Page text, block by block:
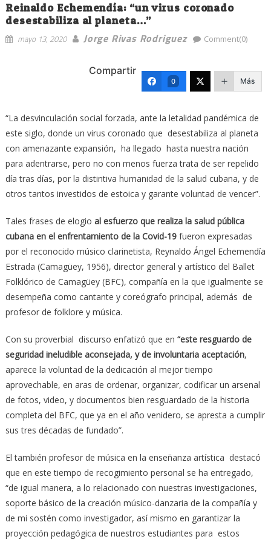
Reinaldo Echemendía: “un virus coronado
desestabiliza al planeta…”
mayo 13, 2020 Jorge Rivas Rodriguez Comment(0)
Compartir
0 Más
“La desvinculación social forzada, ante la letalidad pandémica de
este siglo, donde un virus coronado que desestabiliza al planeta
con amenazante expansión, ha llegado hasta nuestra nación
para adentrarse, pero no con menos fuerza trata de ser repelido
día tras días, por la distintiva humanidad de la salud cubana, y de
otros tantos investidos de estoica y garante voluntad de vencer”.
Tales frases de elogio al esfuerzo que realiza la salud pública
cubana en el enfrentamiento de la Covid-19fueron expresadas
por el reconocido músico clarinetista, Reynaldo Ángel Echemendía
Estrada (Camagüey, 1956), director general y artístico del Ballet
Folklórico de Camagüey (BFC), compañía en la que igualmente se
desempeña como cantante y coreógrafo principal, además de
profesor de folklore y música.
Con su proverbial discurso enfatizó que en “este resguardo de
seguridad ineludible aconsejada, y de involuntaria aceptación,
aparece la voluntad de la dedicación al mejor tiempo
aprovechable, en aras de ordenar, organizar, codificar un arsenal
de fotos, video, y documentos bien resguardado de la historia
completa del BFC, que ya en el año venidero, se apresta a cumplir
sus tres décadas de fundado”.
El también profesor de música en la enseñanza artística destacó
que en este tiempo de recogimiento personal se ha entregado,
“de igual manera, a lo relacionado con nuestras investigaciones,
soporte básico de la creación músico-danzaria de la compañía y
de mi sostén como investigador, así mismo en garantizar la
proyección pedagógica de nuestros estudiantes para estos